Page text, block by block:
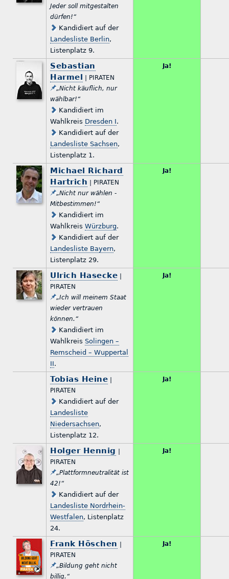
Jeder soll mitgestalten
dürfen!“
Kandidiert auf der
Landesliste Berlin,
Listenplatz 9.
Sebastian
Harmel
| PIRATEN
„Nicht käuflich, nur
wählbar!“
Kandidiert im
Wahlkreis Dresden I.
Kandidiert auf der
Landesliste Sachsen,
Listenplatz 1.
Ja!
Michael Richard
Hartrich | PIRATEN
„Nicht nur wählen -
Mitbestimmen!“
Kandidiert im
WahlkreisWürzburg.
Kandidiert auf der
Landesliste Bayern,
Listenplatz 29.
Ja!
Ulrich Hasecke
PIRATEN
„Ich will meinem Staat
wieder vertrauen
können.“
Kandidiert im
WahlkreisSolingen –
Remscheid – Wuppertal
II.
Ja!
Tobias Heine
PIRATEN
Kandidiert auf der
Landesliste
Niedersachsen,
Listenplatz 12.
Ja!
Holger Hennig
PIRATEN
„Plattformneutralität ist
42!“
Kandidiert auf der
Landesliste Nordrhein-
Westfalen, Listenplatz
24.
Ja!
Frank Höschen
PIRATEN
„Bildung geht nicht
billig.“
Ja!